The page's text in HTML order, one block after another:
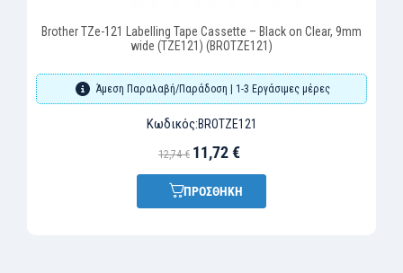
Brother TZe-121 Labelling Tape Cassette – Black on Clear, 9mm
wide (TZE121) (BROTZE121)
Άμεση Παραλαβή/Παράδοση | 1-3 Εργάσιμες μέρες
Κωδικός:BROTZE121
12,74 € 11,72 €
ΠΡΟΣΘΗΚΗ